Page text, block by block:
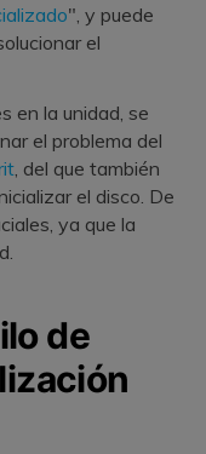
", y puede
el
en la unidad, se
el problema del
, del que también
el disco. De
ya que la
de